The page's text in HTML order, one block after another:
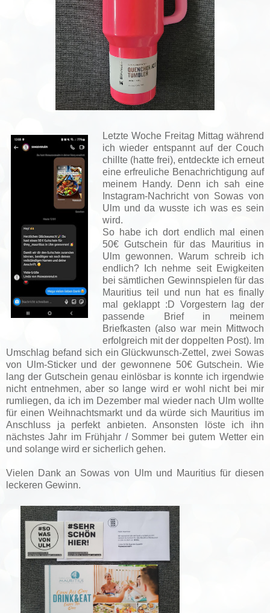
Letzte Woche Freitag Mittag während
ich wieder entspannt auf der Couch
chillte (hatte frei), entdeckte ich erneut
eine erfreuliche Benachrichtigung auf
meinem Handy. Denn ich sah eine
Instagram-Nachricht von Sowas von
Ulm und da wusste ich was es sein
wird.
So habe ich dort endlich mal einen
50€ Gutschein für das Mauritius in
Ulm gewonnen. Warum schreib ich
endlich? Ich nehme seit Ewigkeiten
bei sämtlichen Gewinnspielen für das
Mauritius teil und nun hat es finally
mal geklappt :D Vorgestern lag der
passende Brief in meinem
Briefkasten (also war mein Mittwoch
erfolgreich mit der doppelten Post). Im
Umschlag befand sich ein Glückwunsch-Zettel, zwei Sowas
von Ulm-Sticker und der gewonnene 50€ Gutschein. Wie
lang der Gutschein genau einlösbar is konnte ich irgendwie
nicht entnehmen, aber so lange wird er wohl nicht bei mir
rumliegen, da ich im Dezember mal wieder nach Ulm wollte
für einen Weihnachtsmarkt und da würde sich Mauritius im
Anschluss ja perfekt anbieten. Ansonsten löste ich ihn
nächstes Jahr im Frühjahr / Sommer bei gutem Wetter ein
und solange wird er sicherlich gehen.
Vielen Dank an Sowas von Ulm und Mauritius für diesen
leckeren Gewinn.